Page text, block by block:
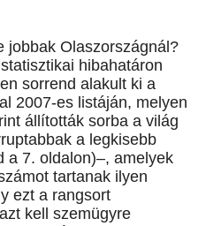
jobbak Olaszországnál?
hibahatáron
sorrend alakult ki a
2007-es listáján, melyen
állították sorba a világ
a legkisebb
a 7. oldalon)–, amelyek
tartanak ilyen
ezt a rangsort
kell szemügyre